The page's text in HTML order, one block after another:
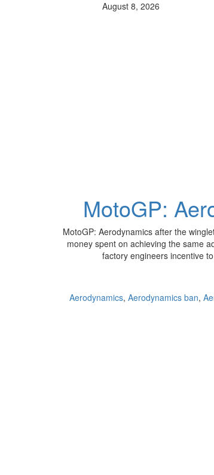
August 8, 2026
MotoGP:
MotoGP: Aerodynamics after the
money spent on achieving the same
factory engineers incentive
Aerodynamics, Aerodynamics ban,